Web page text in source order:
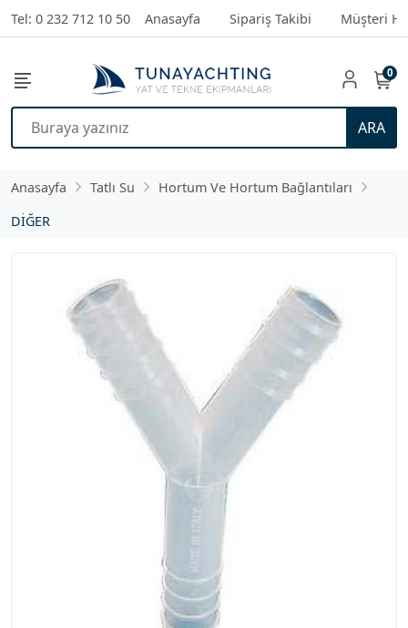
Tel: 0 232 712 10 50 Anasayfa Sipariş Takibi Müşteri
ARA
0
Anasayfa Tatlı Su
Hortum Ve Hortum Bağlantıları
DİĞER